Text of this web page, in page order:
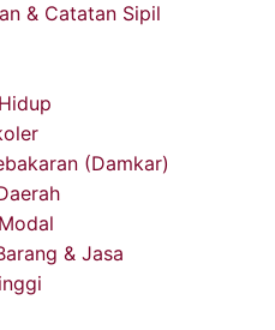
& Catatan Sipil
(Damkar)
& Jasa